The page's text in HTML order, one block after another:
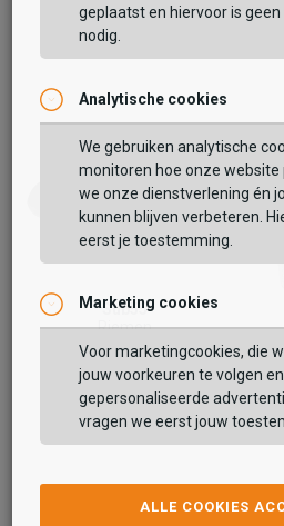
BEKIJK
VERDER
Vaak samen gekocht met
Sub55
Riemen
29,99
geplaatst en hiervoor is
nodig.
Analytische cookies
We gebruiken analytische
monitoren hoe onze website
we onze dienstverlening én
kunnen blijven verbeteren.
eerst je toestemming.
Marketing cookies
Voor marketingcookies, die
jouw voorkeuren te volgen
gepersonaliseerde
vragen we eerst jouw
ALLE COOKIES